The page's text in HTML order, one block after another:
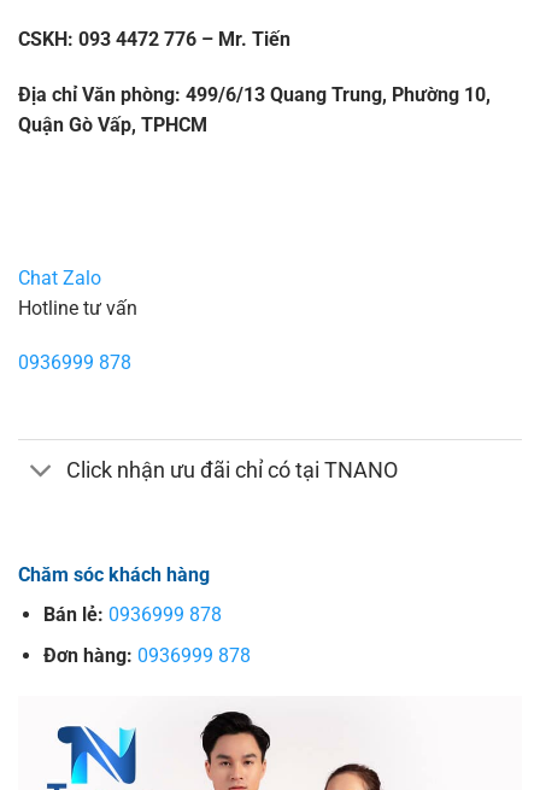
CSKH: 093 4472 776 – Mr. Tiến
Địa chỉ Văn phòng: 499/6/13 Quang Trung, Phường 10,
Quận Gò Vấp, TPHCM
Chat Zalo
Hotline tư vấn
0936999 878
Click nhận ưu đãi chỉ có tại TNANO
Chăm sóc khách hàng
Bán lẻ: 0936999 878
Đơn hàng: 0936999 878